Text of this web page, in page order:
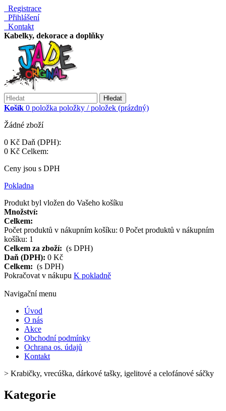
Registrace
Přihlášení
Kontakt
Kabelky, dekorace a doplňky
Hledat
Košík 0 položka položky / položek (prázdný)
Žádné zboží
0 Kč Daň (DPH):
0 Kč Celkem:
Ceny jsou s DPH
Pokladna
Produkt byl vložen do Vašeho košíku
Množství:
Celkem:
Počet produktů v nákupním košíku: 0 Počet produktů v nákupním
košíku: 1
Celkem za zboží: (s DPH)
Daň (DPH): 0 Kč
Celkem: (s DPH)
Pokračovat v nákupu K pokladně
Navigační menu
Úvod
O nás
Akce
Obchodní podmínky
Ochrana os. údajů
Kontakt
> Krabičky, vrecúška, dárkové tašky, igelitové a celofánové sáčky
Kategorie